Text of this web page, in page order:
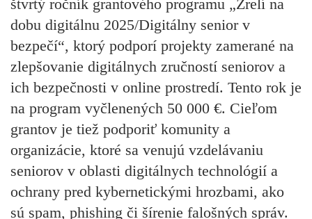
štvrtý ročník grantového programu „Zrelí na
dobu digitálnu 2025/Digitálny senior v
bezpečí“, ktorý podporí projekty zamerané na
zlepšovanie digitálnych zručností seniorov a
ich bezpečnosti v online prostredí. Tento rok je
na program vyčlenených 50 000 €. Cieľom
grantov je tiež podporiť komunity a
organizácie, ktoré sa venujú vzdelávaniu
seniorov v oblasti digitálnych technológií a
ochrany pred kybernetickými hrozbami, ako
sú spam, phishing či šírenie falošných správ.